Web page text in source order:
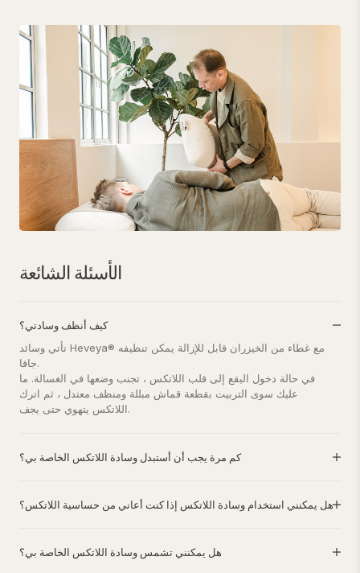
الأسئلة الشائعة
كيف أنظف وسادتي؟
تأتي وسائد Heveya® مع غطاء من الخيزران قابل للإزالة يمكن تنظيفه
جافا.
في حالة دخول البقع إلى قلب اللاتكس ، تجنب وضعها في الغسالة. ما
عليك سوى التربيت بقطعة قماش مبللة ومنظف معتدل ، ثم اترك
اللاتكس يتهوي حتى يجف.
كم مرة يجب أن أستبدل وسادة اللاتكس الخاصة بي؟
هل يمكنني استخدام وسادة اللاتكس إذا كنت أعاني من حساسية اللاتكس؟
هل يمكنني تشمس وسادة اللاتكس الخاصة بي؟